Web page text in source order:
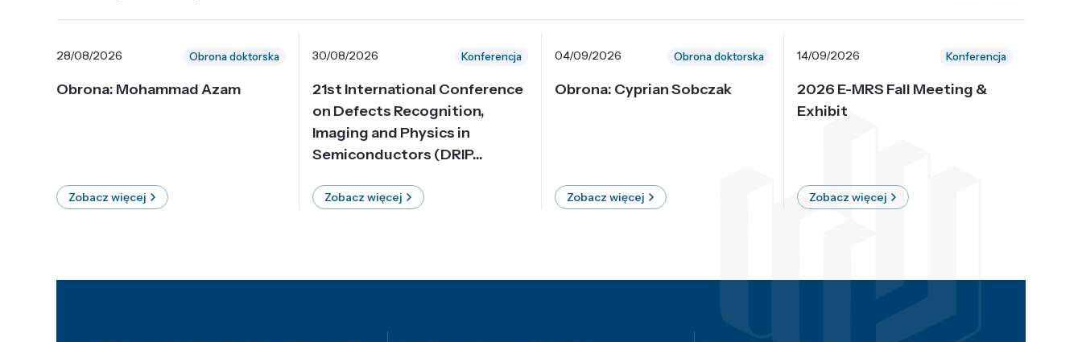
28/08/2026 Obrona doktorska
Obrona: Mohammad Azam
Zobacz więcej
30/08/2026 Konferencja
21st International Conference
on Defects Recognition,
Imaging and Physics in
Semiconductors (DRIP...
Zobacz więcej
04/09/2026 Obrona doktorska
Obrona: Cyprian Sobczak
Zobacz więcej
14/09/2026 Konferencja
2026 E-MRS Fall Meeting &
Exhibit
Zobacz więcej